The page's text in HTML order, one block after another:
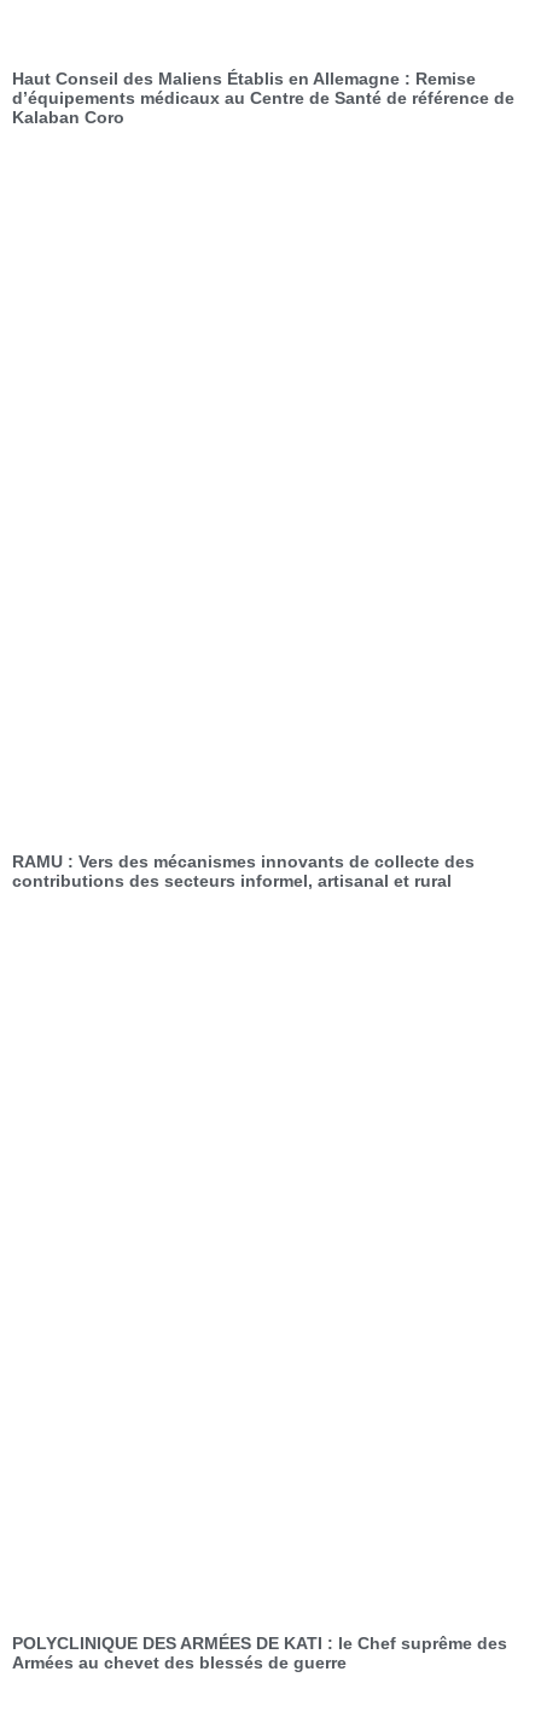
Haut Conseil des Maliens Établis en Allemagne : Remise
d’équipements médicaux au Centre de Santé de référence de
Kalaban Coro
RAMU : Vers des mécanismes innovants de collecte des
contributions des secteurs informel, artisanal et rural
POLYCLINIQUE DES ARMÉES DE KATI : le Chef suprême des
Armées au chevet des blessés de guerre